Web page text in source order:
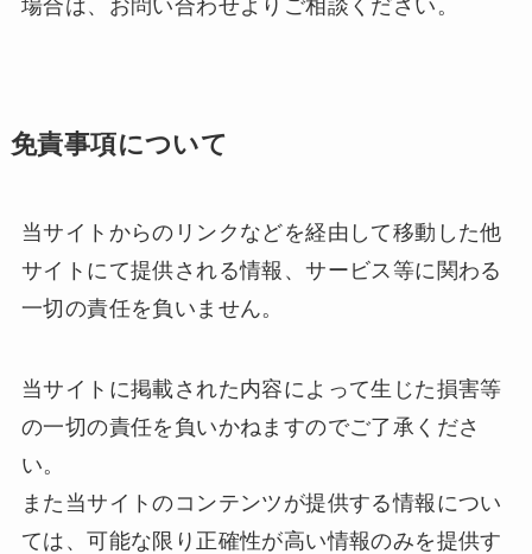
場合は、お問い合わせよりご相談ください。
免責事項について
当サイトからのリンクなどを経由して移動した他
サイトにて提供される情報、サービス等に関わる
一切の責任を負いません。
当サイトに掲載された内容によって生じた損害等
の一切の責任を負いかねますのでご了承くださ
い。
また当サイトのコンテンツが提供する情報につい
ては、可能な限り正確性が高い情報のみを提供す